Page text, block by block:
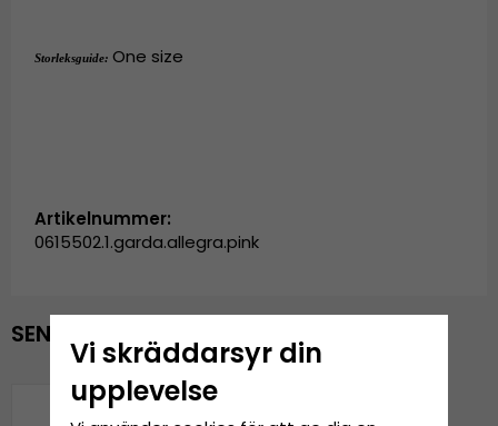
Storleksguide: One size
Artikelnummer:
0615502.1.garda.allegra.pink
SENAST VISADE PRODUKTER
Vi skräddarsyr din
upplevelse